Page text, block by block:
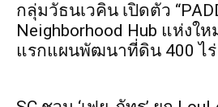
กลุ่มวัธนเวคิน เปิดตัว
Neighborhood Hub แห่งใ
แรกแผนพัฒนาที่ดิน 400 ไร่